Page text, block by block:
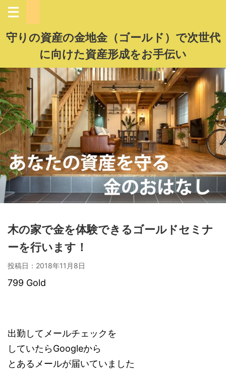
守りの資産の金地金（ゴールド）で次世代
に向けた資産形成をお手伝い
木の家で金を体験できるゴールドセミナ
ーを行います！
投稿日： 2018年11月8日
799 Gold
出勤してメールチェックを
していたらGoogleから
とあるメールが届いていました